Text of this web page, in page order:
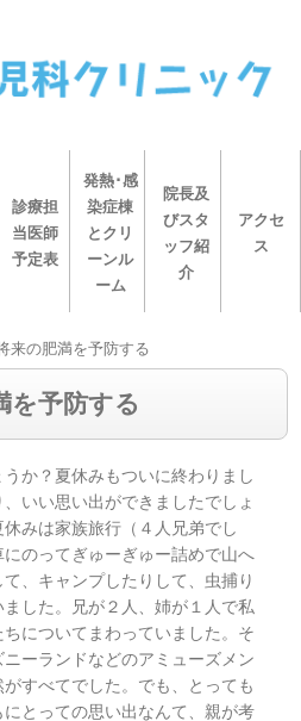
診療担
当医師
予定表
発熱･感
染症棟
とクリ
ーンル
ーム
院長及
びスタ
ッフ紹
介
アクセ
ス
来の肥満を予防する
を予防する
か？夏休みもついに終わりまし
いい思い出ができましたでしょ
みは家族旅行（４人兄弟でし
のってぎゅーぎゅー詰めで山へ
、キャンプしたりして、虫捕り
した。兄が２人、姉が１人で私
についてまわっていました。そ
ーランドなどのアミューズメン
がすべてでした。でも、とっても
とっての思い出なんて、親が考